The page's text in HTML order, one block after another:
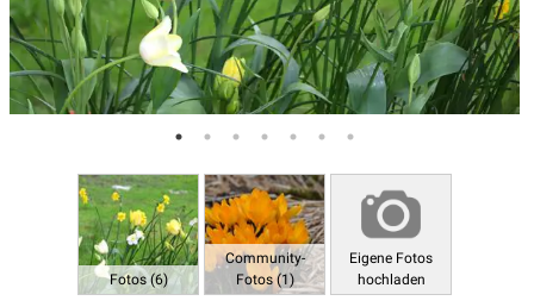
Fotos (6)
Community-
Fotos (1)
Eigene Fotos
hochladen